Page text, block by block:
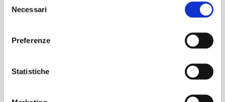
delNecessari
Preferenze
Statistiche
dell'evento.
Dimentica lo stress del
traffico autostradale di Reggio Emilia o la
stanchezza della guida notturna dopo ore
di mosh pit e canzoni. Rilassati sui nostri
bus moderni mentre i nostri autisti